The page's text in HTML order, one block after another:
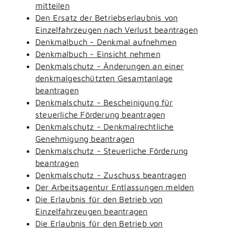
mitteilen
Den Ersatz der Betriebserlaubnis von
Einzelfahrzeugen nach Verlust beantragen
Denkmalbuch - Denkmal aufnehmen
Denkmalbuch - Einsicht nehmen
Denkmalschutz - Änderungen an einer
denkmalgeschützten Gesamtanlage
beantragen
Denkmalschutz - Bescheinigung für
steuerliche Förderung beantragen
Denkmalschutz - Denkmalrechtliche
Genehmigung beantragen
Denkmalschutz - Steuerliche Förderung
beantragen
Denkmalschutz - Zuschuss beantragen
Der Arbeitsagentur Entlassungen melden
Die Erlaubnis für den Betrieb von
Einzelfahrzeugen beantragen
Die Erlaubnis für den Betrieb von